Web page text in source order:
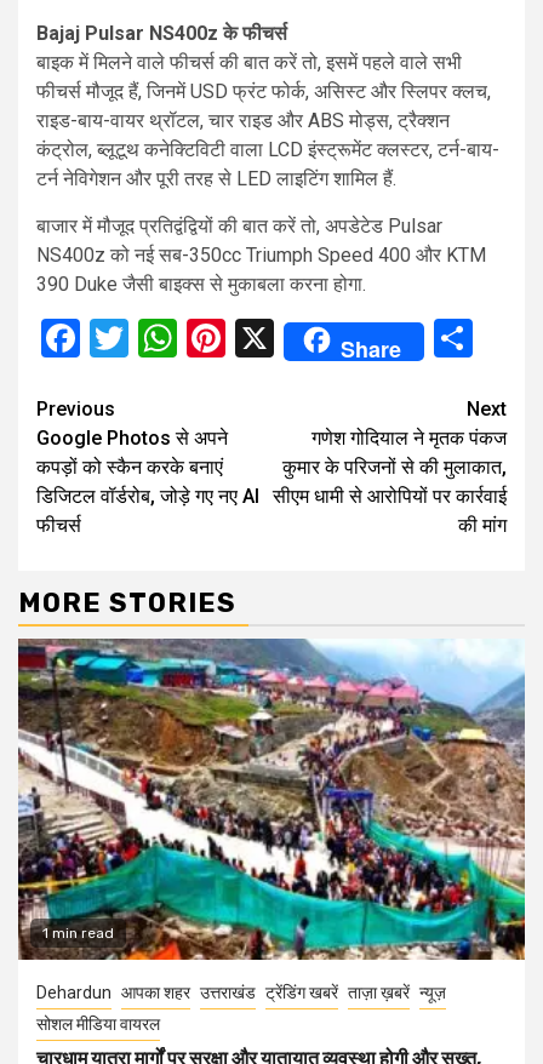
Bajaj Pulsar NS400z के फीचर्स
बाइक में मिलने वाले फीचर्स की बात करें तो, इसमें पहले वाले सभी
फीचर्स मौजूद हैं, जिनमें USD फ्रंट फोर्क, असिस्ट और स्लिपर क्लच,
राइड-बाय-वायर थ्रॉटल, चार राइड और ABS मोड्स, ट्रैक्शन
कंट्रोल, ब्लूटूथ कनेक्टिविटी वाला LCD इंस्ट्रूमेंट क्लस्टर, टर्न-बाय-
टर्न नेविगेशन और पूरी तरह से LED लाइटिंग शामिल हैं.
बाजार में मौजूद प्रतिद्वंद्वियों की बात करें तो, अपडेटेड Pulsar
NS400z को नई सब-350cc Triumph Speed ​​400 और KTM
390 Duke जैसी बाइक्स से मुकाबला करना होगा.
Facebook
Twitter
WhatsApp
Pinterest
X Share
Continue
Reading
Previous
Google Photos से अपने
कपड़ों को स्कैन करके बनाएं
डिजिटल वॉर्डरोब, जोड़े गए नए AI
फीचर्स
Next
गणेश गोदियाल ने मृतक पंकज
कुमार के परिजनों से की मुलाकात,
सीएम धामी से आरोपियों पर कार्रवाई
की मांग
MORE STORIES
1 min read
Dehardun आपका शहर उत्तराखंड ट्रेंडिंग खबरें ताज़ा ख़बरें न्यूज़
सोशल मीडिया वायरल
चारधाम यात्रा मार्गों पर सुरक्षा और यातायात व्यवस्था होगी और सख्त,